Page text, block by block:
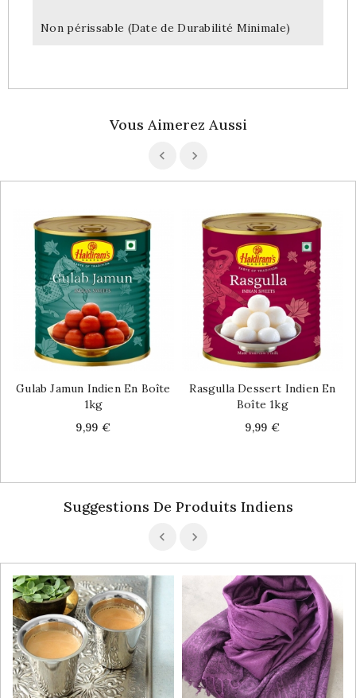
Non périssable (Date de Durabilité Minimale)
Vous Aimerez Aussi
Gulab Jamun Indien En Boîte
1kg
Price
9,99 €
Rasgulla Dessert Indien En
Boîte 1kg
Price
9,99 €
Suggestions De Produits Indiens